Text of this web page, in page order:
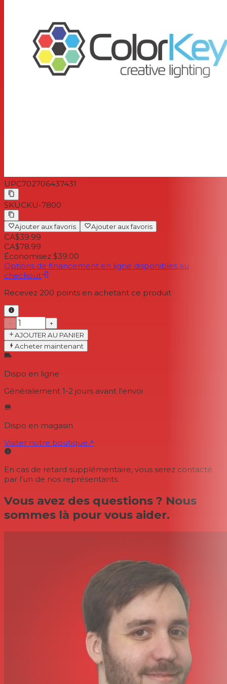
UPC702706437431
SKUCKU-7800
Ajouter aux favoris Ajouter aux favoris
CA$39.99
CA$78.99
Économisez $39.00
Options de financement en ligne disponibles au
checkout
Recevez 200 points en achetant ce produit
−
+
AJOUTER AU PANIER
Acheter maintenant
Dispo en ligne
Généralement 1-2 jours avant l'envoi
Dispo en magasin
Visiter notre boutique↗
En cas de retard supplémentaire, vous serez contacté
par l'un de nos représentants.
Vous avez des questions ? Nous
sommes là pour vous aider.